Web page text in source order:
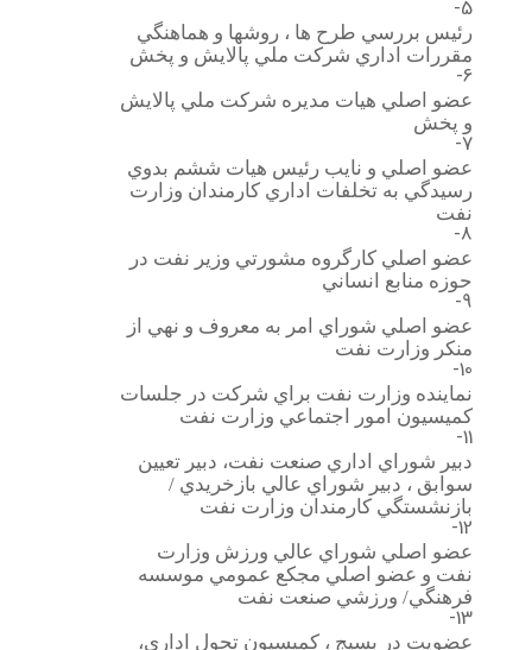
5-
رئيس بررسي طرح ها ، روشها و هماهنگي
مقررات اداري شركت ملي پالايش و پخش
6-
عضو اصلي هيات مديره شركت ملي پالايش
و پخش
7-
عضو اصلي و نايب رئيس هيات ششم بدوي
رسيدگي به تخلفات اداري كارمندان وزارت
نفت
8-
عضو اصلي كارگروه مشورتي وزير نفت در
حوزه منابع انساني
9-
عضو اصلي شوراي امر به معروف و نهي از
منكر وزارت نفت
10-
نماينده وزارت نفت براي شركت در جلسات
كميسيون امور اجتماعي وزارت نفت
11-
دبير شوراي اداري صنعت نفت، دبير تعيين
سوابق ، دبير شوراي عالي بازخريدي /
بازنشستگي كارمندان وزارت نفت
12-
عضو اصلي شوراي عالي ورزش وزارت
نفت و عضو اصلي مجكع عمومي موسسه
فرهنگي/ ورزشي صنعت نفت
13-
عضويت در بسيج ، كميسيون تحول اداري،